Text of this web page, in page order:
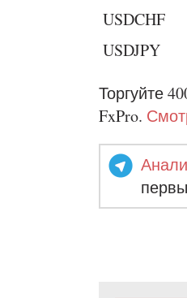
USDCHF
USDJPY
Торгуйте
FxPro.